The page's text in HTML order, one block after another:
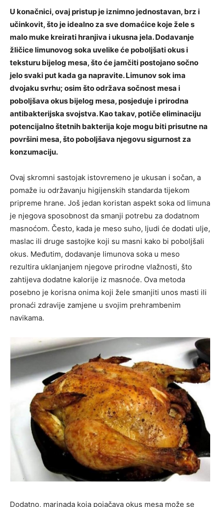
U konačnici, ovaj pristup je iznimno jednostavan, brz i
učinkovit, što je idealno za sve domaćice koje žele s
malo muke kreirati hranjiva i ukusna jela. Dodavanje
žličice limunovog soka uvelike će poboljšati okus i
teksturu bijelog mesa, što će jamčiti postojano sočno
jelo svaki put kada ga napravite. Limunov sok ima
dvojaku svrhu; osim što održava sočnost mesa i
poboljšava okus bijelog mesa, posjeduje i prirodna
antibakterijska svojstva. Kao takav, potiče eliminaciju
potencijalno štetnih bakterija koje mogu biti prisutne na
površini mesa, što poboljšava njegovu sigurnost za
konzumaciju.
Ovaj skromni sastojak istovremeno je ukusan i sočan, a
pomaže iu održavanju higijenskih standarda tijekom
pripreme hrane. Još jedan koristan aspekt soka od limuna
je njegova sposobnost da smanji potrebu za dodatnom
masnoćom. Često, kada je meso suho, ljudi će dodati ulje,
maslac ili druge sastojke koji su masni kako bi poboljšali
okus. Međutim, dodavanje limunova soka u meso
rezultira uklanjanjem njegove prirodne vlažnosti, što
zahtijeva dodatne kalorije iz masnoće. Ova metoda
posebno je korisna onima koji žele smanjiti unos masti ili
pronaći zdravije zamjene u svojim prehrambenim
navikama.
Dodatno, marinada koja pojačava okus mesa može se